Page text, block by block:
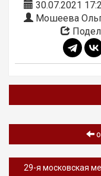
30.07.2021
Мошеева
29-я московская